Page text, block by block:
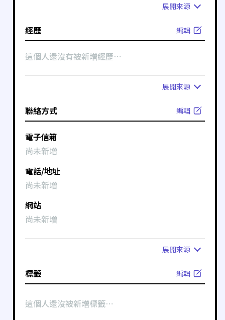
展開來源
經歷 編輯
這個人還沒有被新增經歷⋯
展開來源
聯絡方式 編輯
電子信箱
尚未新增
電話/地址
尚未新增
網站
尚未新增
展開來源
標籤 編輯
這個人還沒被新增標籤⋯